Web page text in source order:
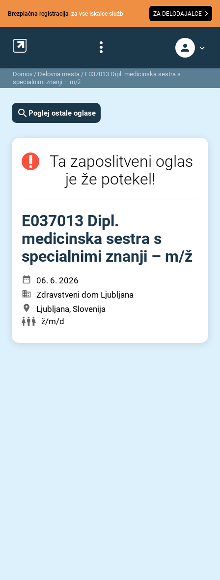
Brezplačna registracija za vse iskalce služb ZA DELODAJALCE
Domov / Delovna mesta / E037013 Dipl. medicinska sestra s
specialnimi znanji – m/ž
Poglej ostale oglase
Ta zaposlitveni oglas
je že potekel!
E037013 Dipl.
medicinska sestra s
specialnimi znanji – m⁠/⁠ž
06. 6. 2026
Zdravstveni dom Ljubljana
Ljubljana, Slovenija
ž/m/d